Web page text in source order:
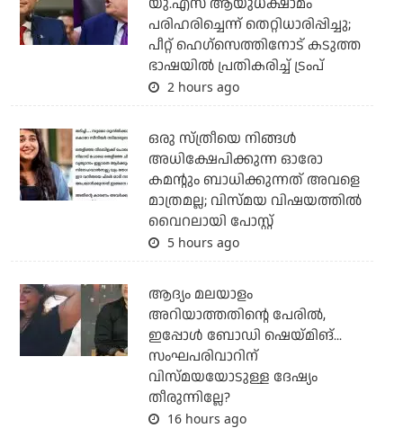
പരിഹരിച്ചെന്ന് തെറ്റിധാരിപ്പിച്ചു;
പീറ്റ് ഹെഗ്‌സെത്തിനോട് കടുത്ത
ഭാഷയില്‍ പ്രതികരിച്ച് ട്രംപ്
2 hours ago
ഒരു സ്ത്രീയെ നിങ്ങള്‍
അധിക്ഷേപിക്കുന്ന ഓരോ
കമന്റും ബാധിക്കുന്നത് അവളെ
മാത്രമല്ല; വിസ്മയ വിഷയത്തില്‍
വൈറലായി പോസ്റ്റ്
5 hours ago
ആദ്യം മലയാളം
അറിയാത്തതിന്റെ പേരില്‍,
ഇപ്പോള്‍ ബോഡി ഷെയ്മിങ്...
സംഘപരിവാറിന്
വിസ്മയയോടുള്ള ദേഷ്യം
തീരുന്നില്ലേ?
16 hours ago